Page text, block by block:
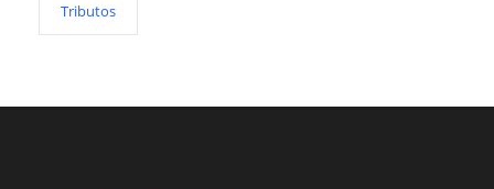
Tributos